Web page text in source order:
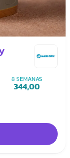
8 SEMANAS
344,00